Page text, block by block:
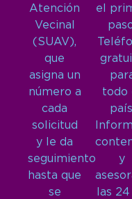
Atención
Vecinal
(SUAV),
que
asigna un
número a
cada
solicitud
y le da
seguimiento
hasta que
se
el
todo
y
las 24